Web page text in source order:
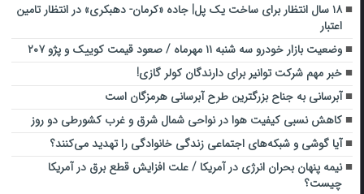
۱۸ سال انتظار برای ساخت یک پل| جاده «کرمان- دهبکری» در انتظار تامین
اعتبار
وضعیت بازار خودرو سه‌ شنبه ۱۱ مهرماه / صعود قیمت کوییک و پژو ۲۰۷
خبر مهم شرکت توانیر برای دارندگان کولر گازی!
آبرسانی به جناح بزرگترین طرح آبرسانی هرمزگان است
کاهش نسبی کیفیت هوا در نواحی شمال شرق و غرب کشورطی دو روز
آیا گوشی و شبکه‌های اجتماعی زندگی خانوادگی را تهدید می‌کنند؟
نیمه پنهان بحران انرژی در آمریکا / علت افزایش قطع برق در آمریکا
چیست؟